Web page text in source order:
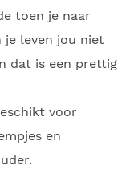
toen je naar
je leven jou niet
dat is een prettig
voor
en